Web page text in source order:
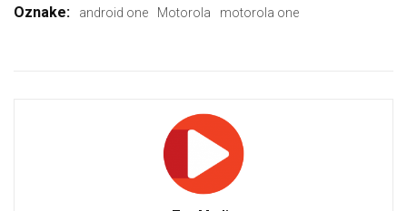
Oznake: android one Motorola motorola one